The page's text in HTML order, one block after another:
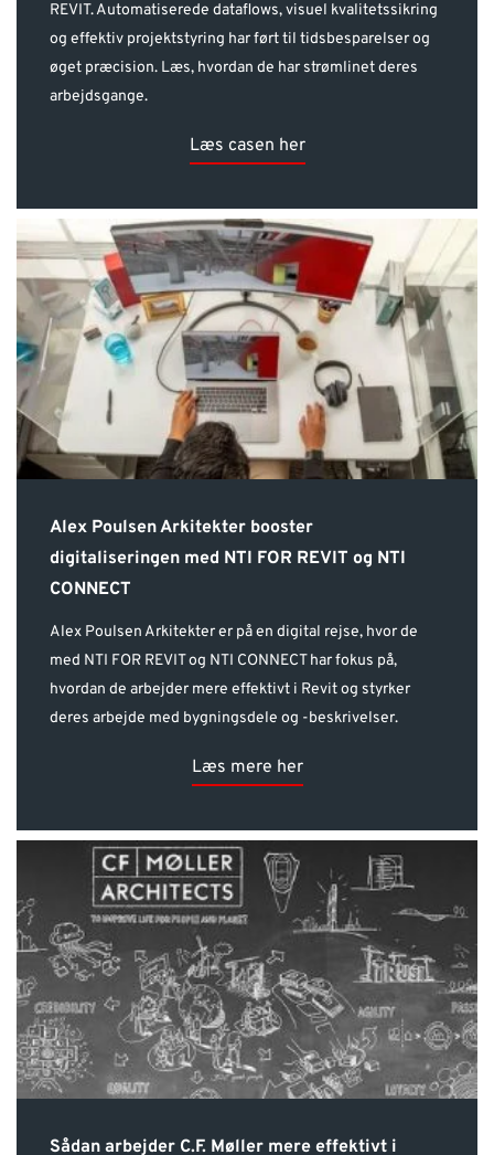
REVIT. Automatiserede dataflows, visuel kvalitetssikring
og effektiv projektstyring har ført til tidsbesparelser og
øget præcision. Læs, hvordan de har strømlinet deres
arbejdsgange.
Læs casen her
Alex Poulsen Arkitekter booster
digitaliseringen med NTI FOR REVIT og NTI
CONNECT
Alex Poulsen Arkitekter er på en digital rejse, hvor de
med NTI FOR REVIT og NTI CONNECT har fokus på,
hvordan de arbejder mere effektivt i Revit og styrker
deres arbejde med bygningsdele og -beskrivelser.
Læs mere her
Sådan arbejder C.F. Møller mere effektivt i